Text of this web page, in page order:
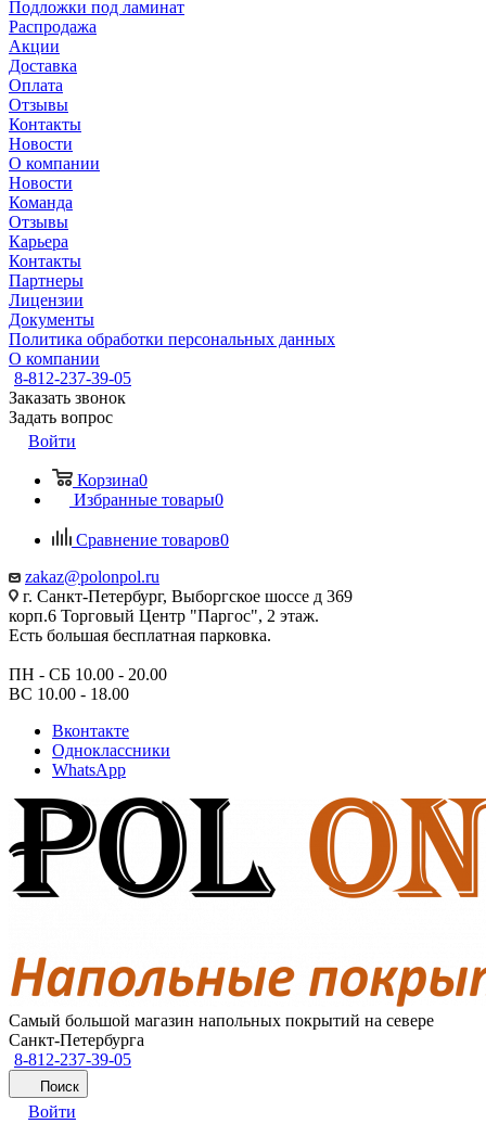
Подложки под ламинат
Распродажа
Акции
Доставка
Оплата
Отзывы
Контакты
Новости
О компании
Новости
Команда
Отзывы
Карьера
Контакты
Партнеры
Лицензии
Документы
Политика обработки персональных данных
О компании
8-812-237-39-05
Заказать звонок
Задать вопрос
Войти
Корзина0
Избранные товары0
Сравнение товаров0
zakaz@polonpol.ru
г. Санкт-Петербург, Выборгское шоссе д 369
корп.6 Торговый Центр "Паргос", 2 этаж.
Есть большая бесплатная парковка.
ПН - СБ 10.00 - 20.00
ВС 10.00 - 18.00
Вконтакте
Одноклассники
WhatsApp
Самый большой магазин напольных покрытий на севере
Санкт-Петербурга
8-812-237-39-05
Поиск
Войти